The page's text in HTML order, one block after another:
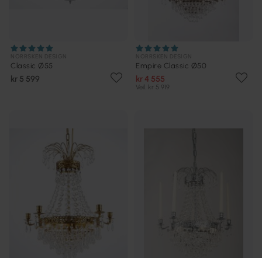
Classic Ø55
kr 5 599
Empire Classic Ø50
kr 4 555
Veil. kr 5 919